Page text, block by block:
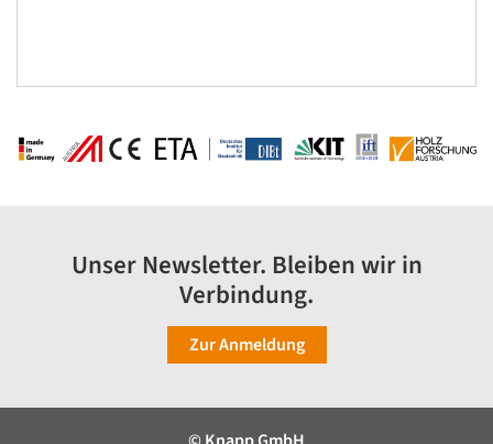
Unser Newsletter. Bleiben wir in
Verbindung.
Zur Anmeldung